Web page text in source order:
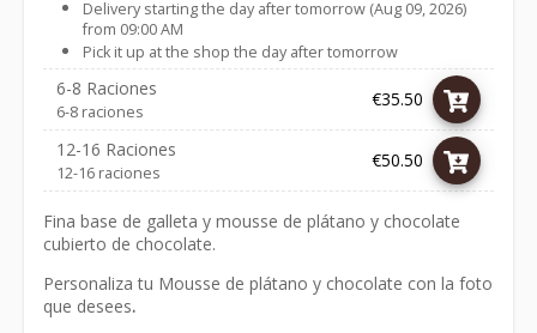
Delivery starting the day after tomorrow (Aug 09, 2026)
from 09:00 AM
Pick it up at the shop the day after tomorrow
6-8 Raciones
6-8 raciones
€35.50
12-16 Raciones
12-16 raciones
€50.50
Fina base de galleta y mousse de plátano y chocolate
cubierto de chocolate.
Personaliza tu Mousse de plátano y chocolate con la foto
que desees.